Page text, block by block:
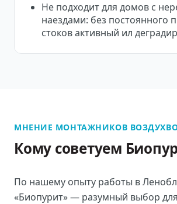
Не подходит для домов с
наездами: без постоянного
стоков активный ил
МНЕНИЕ МОНТАЖНИКОВ
Кому советуем
По нашему опыту работы в
«Биопурит» — разумный выбор